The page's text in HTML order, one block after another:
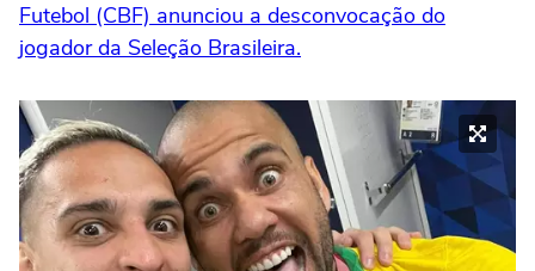
Futebol (CBF) anunciou a desconvocação do
jogador da Seleção Brasileira.